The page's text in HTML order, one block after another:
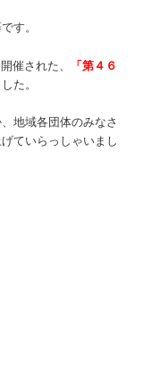
す。
催された、 「第４６
た。
地域各団体のみなさ
ていらっしゃいまし